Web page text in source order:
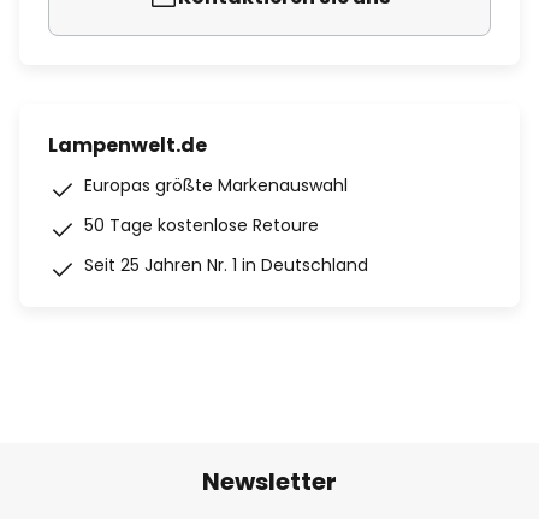
Lampenwelt.de
Europas größte Markenauswahl
50 Tage kostenlose Retoure
Seit 25 Jahren Nr. 1 in Deutschland
Newsletter